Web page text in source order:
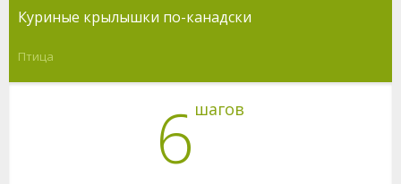
Куриные крылышки по-канадски
Птица
6 шагов